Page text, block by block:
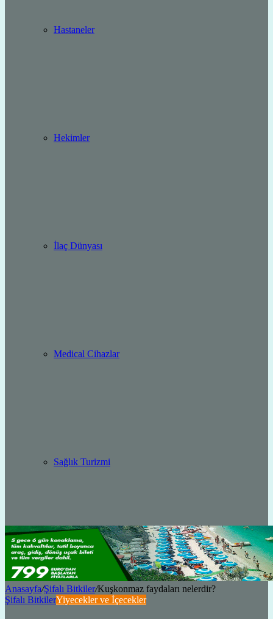
Hastaneler
Hekimler
İlaç Dünyası
Medical Cihazlar
Sağlık Turizmi
Anasayfa/Şifalı Bitkiler/Kuşkonmaz faydaları nelerdir?
Şifalı BitkilerYiyecekler ve İçecekler